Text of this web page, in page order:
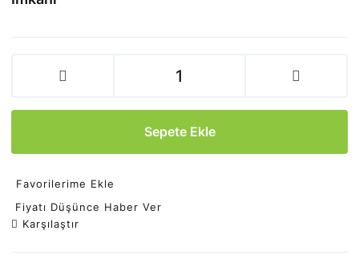
Sepete Ekle
Favorilerime Ekle
Fiyatı Düşünce Haber Ver
Karşılaştır